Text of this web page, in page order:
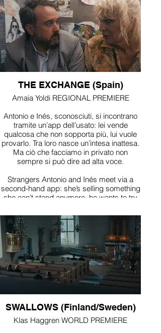
THE EXCHANGE (Spain)
Amaia Yoldi REGIONAL PREMIERE
Antonio e Inés, sconosciuti, si incontrano
tramite un’app dell’usato: lei vende
qualcosa che non sopporta più, lui vuole
provarlo. Tra loro nasce un’intesa inattesa.
Ma ciò che facciamo in privato non
sempre si può dire ad alta voce.
Strangers Antonio and Inés meet via a
second-hand app: she’s selling something
she can’t stand anymore, he wants to try
yet private desires aren’t always easy to
admit.
SWALLOWS (Finland/Sweden)
Klas Haggren WORLD PREMIERE